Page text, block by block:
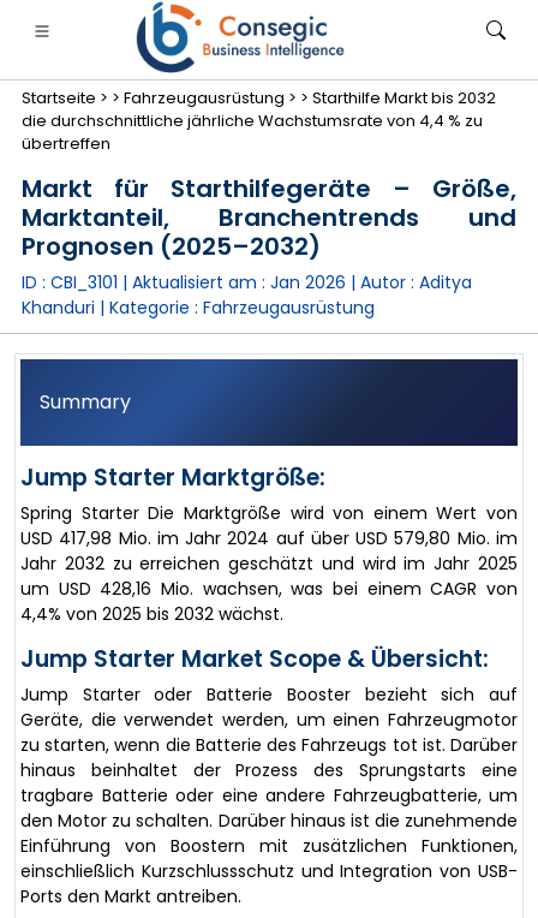
Finanzdienstleistungen und Versicherungen
• Konsumgüter• Energie und Strom
• Fallstudien
Startseite > > Fahrzeugausrüstung > > Starthilfe Markt bis 2032
die durchschnittliche jährliche Wachstumsrate von 4,4 % zu
übertreffen
Markt für Starthilfegeräte – Größe,
Marktanteil, Branchentrends und
Prognosen (2025–2032)
ID : CBI_3101 | Aktualisiert am : Jan 2026 | Autor : Aditya
Khanduri | Kategorie : Fahrzeugausrüstung
Summary
Jump Starter Marktgröße:
Spring Starter Die Marktgröße wird von einem Wert von
USD 417,98 Mio. im Jahr 2024 auf über USD 579,80 Mio. im
Jahr 2032 zu erreichen geschätzt und wird im Jahr 2025
um USD 428,16 Mio. wachsen, was bei einem CAGR von
4,4% von 2025 bis 2032 wächst.
Jump Starter Market Scope & Übersicht:
Jump Starter oder Batterie Booster bezieht sich auf
Geräte, die verwendet werden, um einen Fahrzeugmotor
zu starten, wenn die Batterie des Fahrzeugs tot ist. Darüber
hinaus beinhaltet der Prozess des Sprungstarts eine
tragbare Batterie oder eine andere Fahrzeugbatterie, um
den Motor zu schalten. Darüber hinaus ist die zunehmende
Einführung von Boostern mit zusätzlichen Funktionen,
einschließlich Kurzschlussschutz und Integration von USB-
Ports den Markt antreiben.